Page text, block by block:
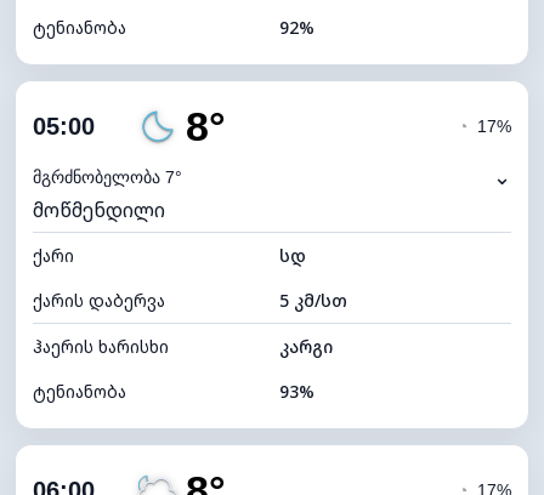
ტენიანობა
92%
ღრუბლიანობა
ნამის წერტილი
ხილვადობა
განათების ინდექსი 0 (ბნელი)
ღრუბლის სიმაღლე 6320 მ
05:00 8°
მგრძნობელობა 7°
◔ 17%
⌄
მოწმენდილი
ქარი
სდ
ქარის დაბერვა
5 კმ/სთ
ჰაერის ხარისხი
კარგი
ტენიანობა
93%
ღრუბლიანობა
◔ 17%